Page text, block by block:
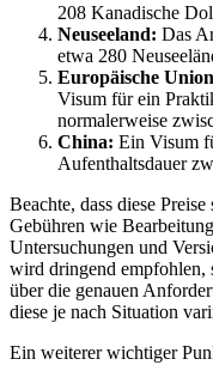
208 Kanadische
Neuseeland: Das
etwa 280
Europäische
Visum für ein
normalerweise
China: Ein Visum
Aufenthaltsdauer
Beachte, dass diese
Gebühren wie
Untersuchungen und
wird dringend empfohlen,
über die genauen
diese je nach Situation
Ein weiterer wichtiger